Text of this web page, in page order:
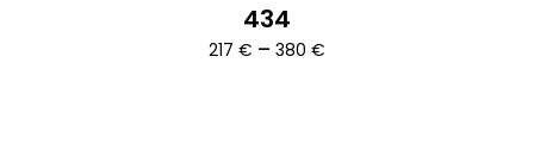
434
217 € – 380 €Ártartomány: